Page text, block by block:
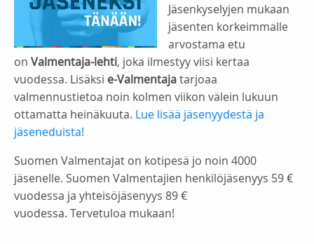
Jäsenkyselyjen mukaan
jäsenten korkeimmalle
arvostama etu
on Valmentaja-lehti, joka ilmestyy viisi kertaa
vuodessa. Lisäksi e-Valmentajatarjoaa
valmennustietoa noin kolmen viikon välein lukuun
ottamatta heinäkuuta. Lue lisää jäsenyydestä ja
jäseneduista!
Suomen Valmentajat on kotipesä jo noin 4000
jäsenelle. Suomen Valmentajien henkilöjäsenyys 59 €
vuodessa ja yhteisöjäsenyys 89 €
vuodessa. Tervetuloa mukaan!